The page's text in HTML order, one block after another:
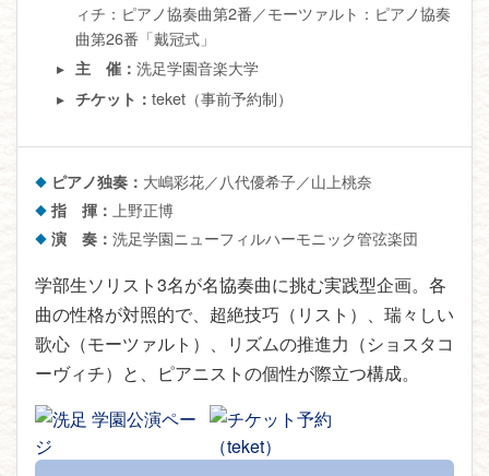
ィチ：ピアノ協奏曲第2番／モーツァルト：ピアノ協奏
曲第26番「戴冠式」
主 催：洗足学園音楽大学
チケット：teket（事前予約制）
ピアノ独奏： 大嶋彩花／八代優希子／山上桃奈
指 揮：上野正博
演 奏：洗足学園ニューフィルハーモニック管弦楽団
学部生ソリスト3名が名協奏曲に挑む実践型企画。各
曲の性格が対照的で、超絶技巧（リスト）、瑞々しい
歌心（モーツァルト）、リズムの推進力（ショスタコ
ーヴィチ）と、ピアニストの個性が際立つ構成。